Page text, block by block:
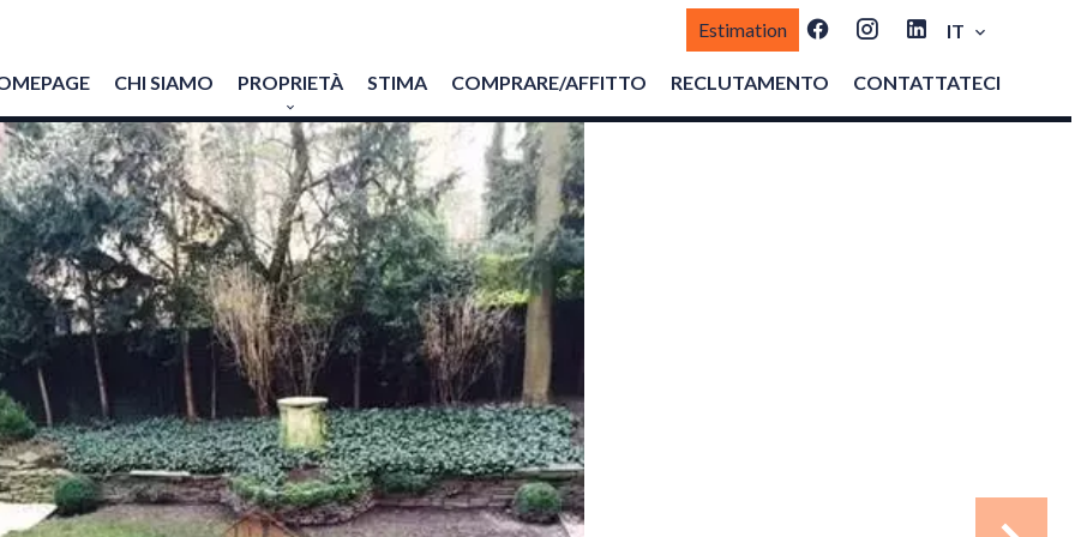
Estimation IT
CHI SIAMO PROPRIETÀ STIMA COMPRARE/AFFITTO RECLUTAMENTO CONTATTATECI